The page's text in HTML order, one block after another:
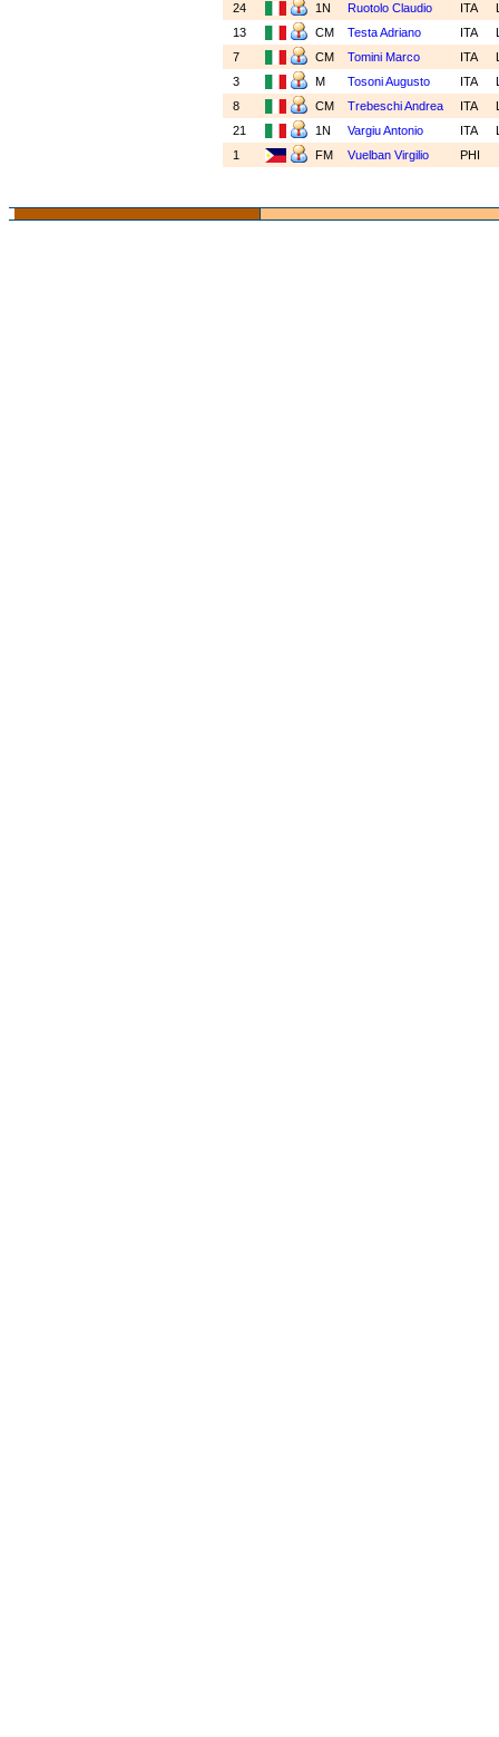
24
1N Ruotolo Claudio ITA
13
CM Testa Adriano ITA
7
CM Tomini Marco ITA
3
M Tosoni Augusto ITA
8
CM Trebeschi Andrea ITA
21
1N Vargiu Antonio ITA
1
FM Vuelban Virgilio PHI